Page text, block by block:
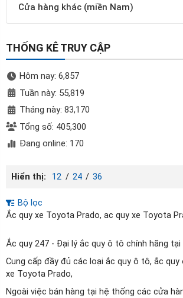
Cửa hàng khác (miền Nam)
THỐNG KÊ TRUY CẬP
Hôm nay: 6,857
Tuần này: 55,819
Tháng này: 83,170
Tổng số: 405,300
Đang online: 170
Hiển thị: 12 / 24 / 36
Bộ lọc
Ắc quy xe Toyota Prado, ac quy xe Toyota
Ắc quy 247 - Đại lý ắc quy ô tô chính hãng tại
Cung cấp đầy đủ các loại ắc quy ô tô, ắc
xe Toyota Prado,
Ngoài việc bán hàng tại hệ thống các cửa